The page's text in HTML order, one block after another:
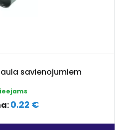
savienojumiem
0.22 €